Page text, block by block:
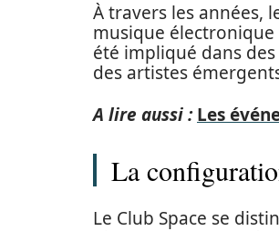
À travers les années,
musique électronique
été impliqué dans
des artistes
A lire aussi : Les
La
Le Club Space se